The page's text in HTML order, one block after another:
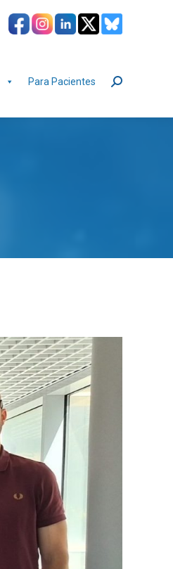
Para Pacientes Buscar: